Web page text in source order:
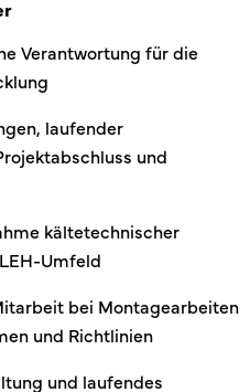
Verantwortung für die
laufender
und
kältetechnischer
Umfeld
bei Montagearbeiten
und Richtlinien
und laufendes